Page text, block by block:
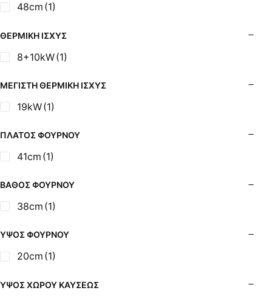
Σωλήνες (Μπουριά), Εξαρτήματα Σόμπας
Τζάκια - Εστίες
Ψησταριές
48cm (1)
ΘΕΡΜΙΚΉ ΙΣΧΎΣ
8+10kW(1)
ΜΈΓΙΣΤΗ ΘΕΡΜΙΚΉ ΙΣΧΎΣ
19kW(1)
ΠΛΆΤΟΣ ΦΟΎΡΝΟΥ
41cm (1)
ΒΆΘΟΣ ΦΟΎΡΝΟΥ
38cm (1)
ΎΨΟΣ ΦΟΎΡΝΟΥ
20cm (1)
ΎΨΟΣ ΧΏΡΟΥ ΚΑΎΣΕΩΣ